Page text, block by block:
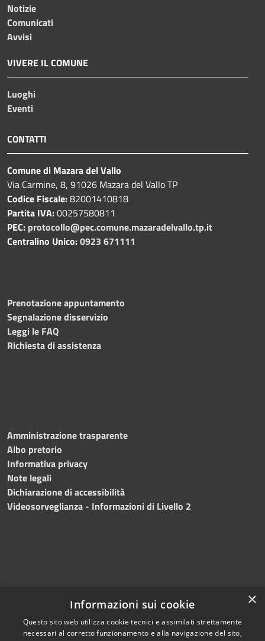
Notizie
Comunicati
Avvisi
VIVERE IL COMUNE
Luoghi
Eventi
CONTATTI
Comune di Mazara del Vallo
Via Carmine, 8, 91026 Mazara del Vallo TP
Codice Fiscale:82001410818
Partita IVA:00257580811
PEC: protocollo@pec.comune.mazaradelvallo.tp.it
Centralino Unico:0923 671111
Prenotazione appuntamento
Segnalazione disservizio
Leggi le FAQ
Richiesta di assistenza
Amministrazione trasparente
Albo pretorio
Informativa privacy
Note legali
Dichiarazione di accessibilità
Videosorveglianza - Informazioni di Livello 2
×
Informazioni sui cookie
Questo sito web utilizza cookie tecnici e assimilati strettamente
necessari al corretto funzionamento e alla navigazione del sito,